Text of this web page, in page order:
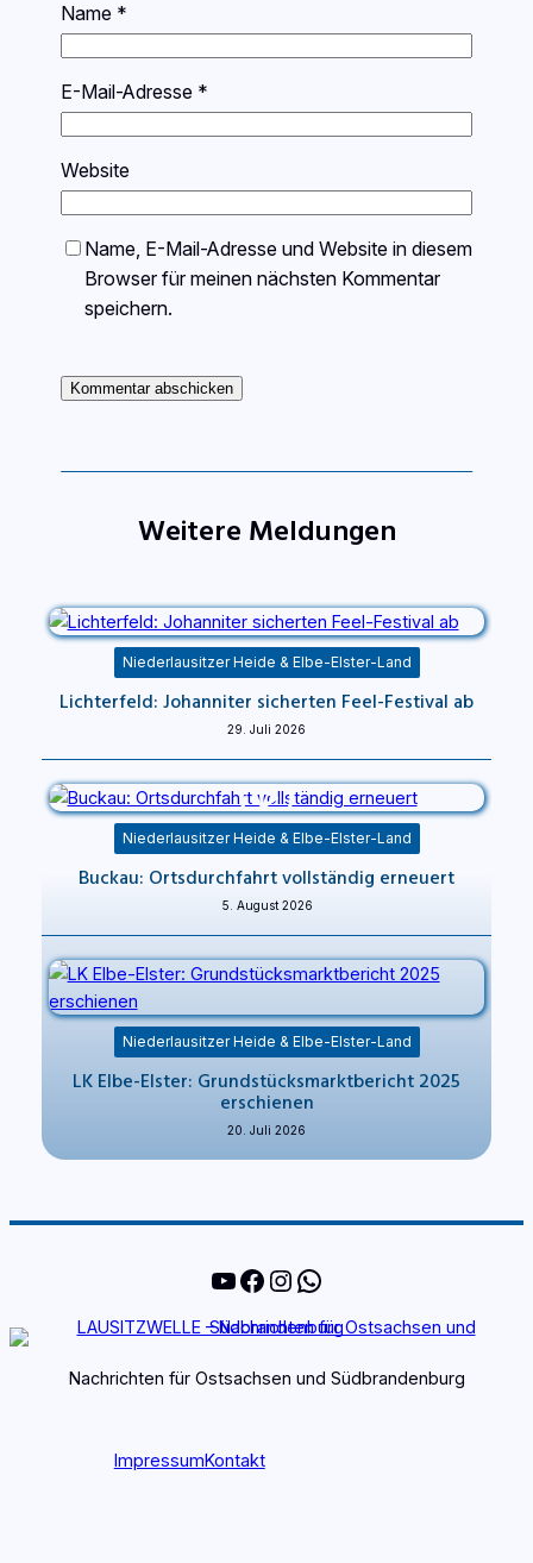
Name *
E-Mail-Adresse *
Website
Name, E-Mail-Adresse und Website in diesem
Browser für meinen nächsten Kommentar
speichern.
Weitere Meldungen
Niederlausitzer Heide & Elbe-Elster-Land
Lichterfeld: Johanniter sicherten Feel-Festival ab
29. Juli 2026
Niederlausitzer Heide & Elbe-Elster-Land
Buckau: Ortsdurchfahrt vollständig erneuert
5. August 2026
Niederlausitzer Heide & Elbe-Elster-Land
LK Elbe-Elster: Grundstücksmarktbericht 2025
erschienen
20. Juli 2026
YouTube
Facebook
Instagram
WhatsApp
Nachrichten für Ostsachsen und Südbrandenburg
ImpressumKontakt